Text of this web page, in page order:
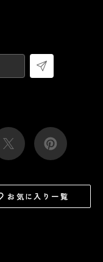
お気に入り一覧